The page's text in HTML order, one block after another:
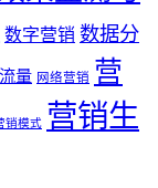
数字营销 数据分
量 网络营销 营
销模式 营销生